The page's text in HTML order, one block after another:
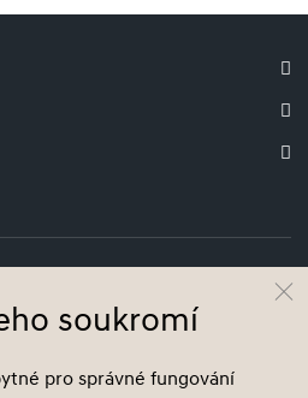
Motor Czech s.r.o.
rejstříku vedeném u Krajského soudu v Ústí
soukromí
pro správné fungování